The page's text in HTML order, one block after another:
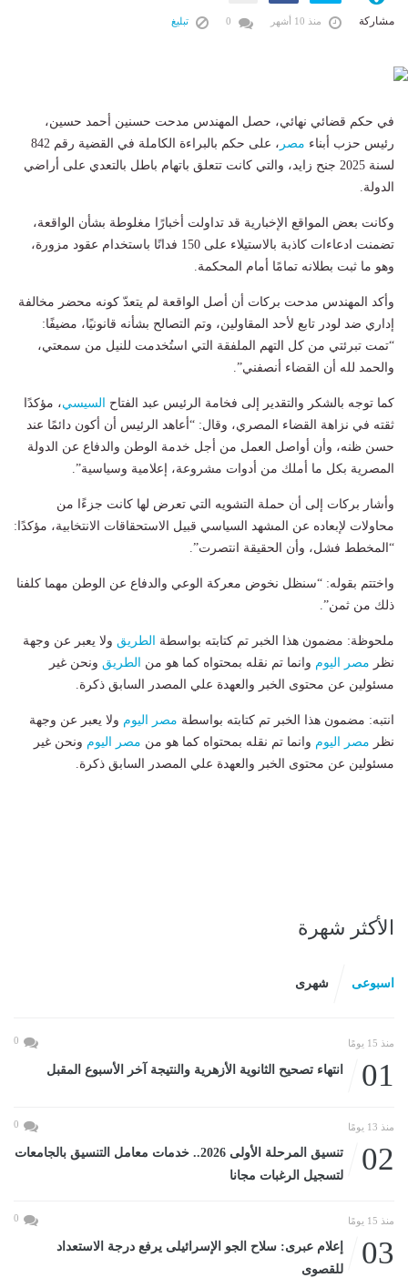
مشاركة منذ 10 أشهر تبليغ
في حكم قضائي نهائي، حصل المهندس مدحت حسنين أحمد حسين،
رئيس حزب أبناء مصر
، على حكم بالبراءة الكاملة في القضية رقم 842
لسنة 2025 جنح زايد، والتي كانت تتعلق باتهام باطل بالتعدي على أراضي
الدولة.
وكانت بعض المواقع الإخبارية قد تداولت أخبارًا مغلوطة بشأن الواقعة،
تضمنت ادعاءات كاذبة بالاستيلاء على 150 فدانًا باستخدام عقود مزورة،
وهو ما ثبت بطلانه تمامًا أمام المحكمة.
وأكد المهندس مدحت بركات أن أصل الواقعة لم يتعدّ كونه محضر مخالفة
إداري ضد لودر تابع لأحد المقاولين، وتم التصالح بشأنه قانونيًا، مضيفًا:
“تمت تبرئتي من كل التهم الملفقة التي استُخدمت للنيل من سمعتي،
والحمد لله أن القضاء أنصفني”.
كما توجه بالشكر والتقدير إلى فخامة الرئيس عبد الفتاح السيسي، مؤكدًا
ثقته في نزاهة القضاء المصري، وقال: “أعاهد الرئيس أن أكون دائمًا عند
حسن ظنه، وأن أواصل العمل من أجل خدمة الوطن والدفاع عن الدولة
المصرية بكل ما أملك من أدوات مشروعة، إعلامية وسياسية”.
وأشار بركات إلى أن حملة التشويه التي تعرض لها كانت جزءًا من
محاولات لإبعاده عن المشهد السياسي قبيل الاستحقاقات الانتخابية، مؤكدًا:
“المخطط فشل، وأن الحقيقة انتصرت”.
واختتم بقوله: “سنظل نخوض معركة الوعي والدفاع عن الوطن مهما كلفنا
ذلك من ثمن”.
ملحوظة: مضمون هذا الخبر تم كتابته بواسطة الطريق ولا يعبر عن وجهة
نظر مصر اليوم وانما تم نقله بمحتواه كما هو من الطريق ونحن غير
مسئولين عن محتوى الخبر والعهدة علي المصدر السابق ذكرة.
انتبه: مضمون هذا الخبر تم كتابته بواسطة مصر اليوم ولا يعبر عن وجهة
نظر مصر اليوم وانما تم نقله بمحتواه كما هو من مصر اليوم ونحن غير
مسئولين عن محتوى الخبر والعهدة علي المصدر السابق ذكرة.
الأكثر شهرة
اسبوعى شهرى
منذ 15 يومًا 0
01 انتهاء تصحيح الثانوية الأزهرية والنتيجة آخر الأسبوع المقبل
منذ 13 يومًا 0
02
تنسيق المرحلة الأولى 2026.. خدمات معامل التنسيق بالجامعات
لتسجيل الرغبات مجانا
منذ 15 يومًا 0
03
إعلام عبرى: سلاح الجو الإسرائيلى يرفع درجة الاستعداد
للقصوى